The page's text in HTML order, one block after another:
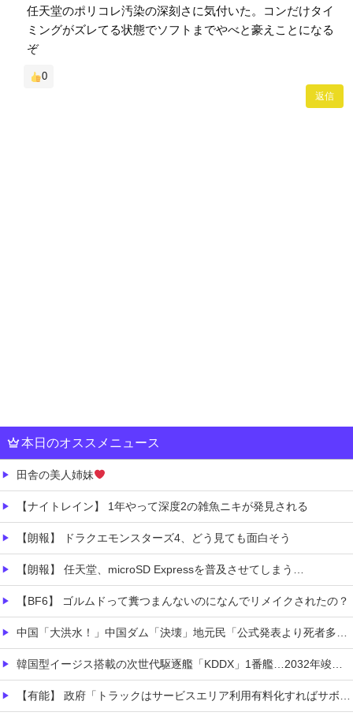
任天堂のポリコレ汚染の深刻さに気付いた。コンだけタイ
ミングがズレてる状態でソフトまでやべと豪えことになる
ぞ
0
返信
本日のオススメニュース
田舎の美人姉妹
【ナイトレイン】 1年やって深度2の雑魚ニキが発見される
【朗報】 ドラクエモンスターズ4、どう見ても面白そう
【朗報】 任天堂、microSD Expressを普及させてしまう…
【BF6】 ゴルムドって糞つまんないのになんでリメイクされたの？
中国「大洪水！」中国ダム「決壊」地元民「公式発表より死者多い！」中国政府「住民拘束！（安否不明」中国当局「救助隊動画も削除」台風13号「三峡ダム接近中」→
韓国型イージス搭載の次世代駆逐艦「KDDX」1番艦…2032年竣工と公示！
【有能】 政府「トラックはサービスエリア利用有料化すればサボらず走るし流問題解決じゃね？」